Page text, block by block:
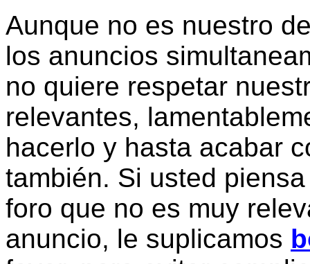
Aunque no es nuestro
los anuncios
no quiere respetar
relevantes,
hacerlo y hasta acabar
también. Si usted
foro que no es muy
anuncio, le suplicamos